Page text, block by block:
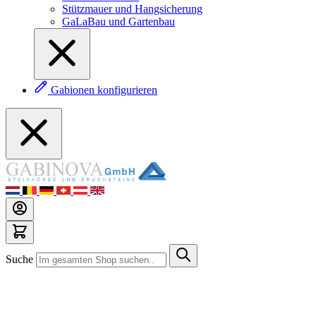
Stützmauer und Hangsicherung
GaLaBau und Gartenbau
Gabionen konfigurieren
Suche